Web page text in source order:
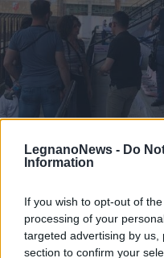
LegnanoNews - Do
Information
If you wish to opt-out of
processing of your
targeted advertising by
section to confirm your
PALIO DI LEGNANO
Palio di
della sicurezza